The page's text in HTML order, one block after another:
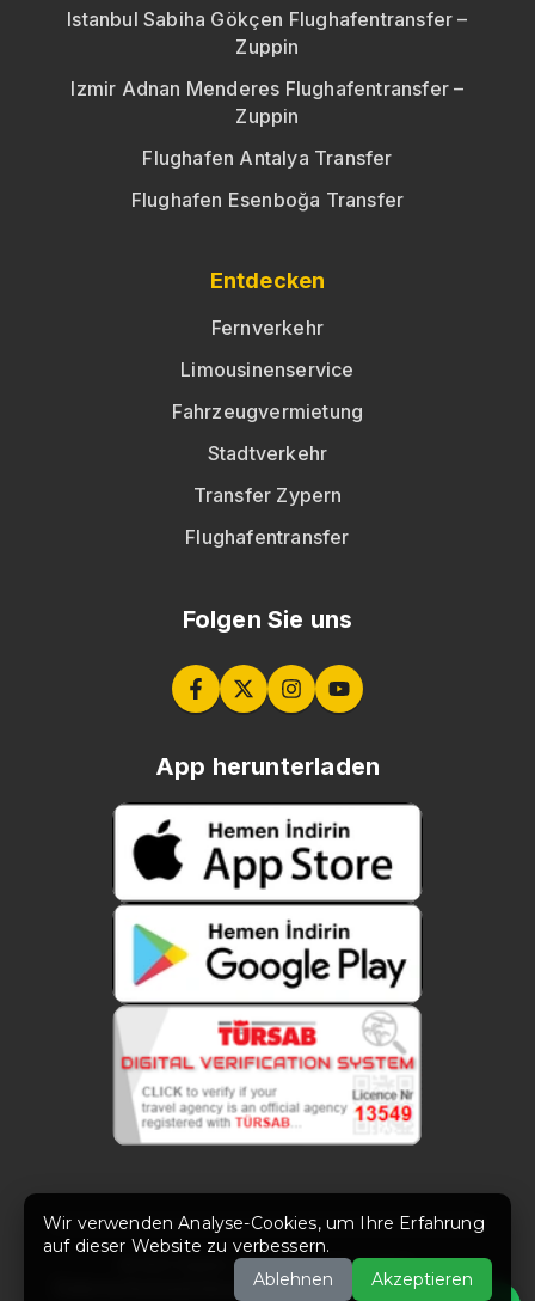
Istanbul Sabiha Gökçen Flughafentransfer –
Zuppin
Izmir Adnan Menderes Flughafentransfer –
Zuppin
Flughafen Antalya Transfer
Flughafen Esenboğa Transfer
Entdecken
Fernverkehr
Limousinenservice
Fahrzeugvermietung
Stadtverkehr
Transfer Zypern
Flughafentransfer
Folgen Sie uns
App herunterladen
© 2021 Zuppin.Alle Rechte vorbehalten.
Datenschutzerklärung|Nutzungsbedingungen
Wir verwenden Analyse-Cookies, um Ihre Erfahrung
auf dieser Website zu verbessern.
Ablehnen
Akzeptieren